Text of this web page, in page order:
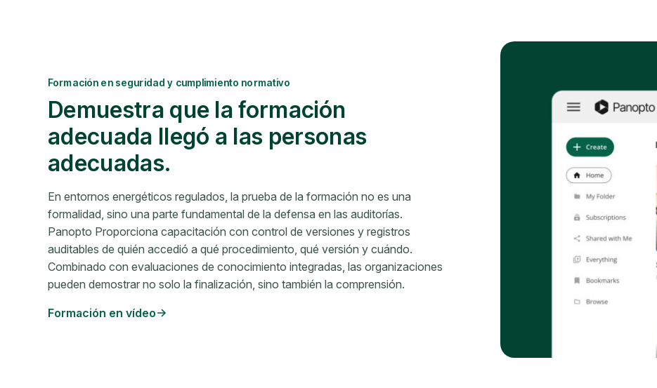
Formación en seguridad y cumplimiento normativo
Demuestra que la formación
adecuada llegó a las personas
adecuadas.
En entornos energéticos regulados, la prueba de la formación no es una
formalidad, sino una parte fundamental de la defensa en las auditorías.
Panopto Proporciona capacitación con control de versiones y registros
auditables de quién accedió a qué procedimiento, qué versión y cuándo.
Combinado con evaluaciones de conocimiento integradas, las organizaciones
pueden demostrar no solo la finalización, sino también la comprensión.
Formación en vídeo